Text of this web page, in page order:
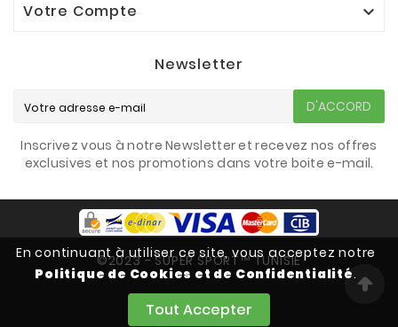
En continuant à utiliser ce site, vous acceptez notre
Politique de Cookies et de Confidentialité.
Tout Accepter
Votre Compte 
Newsletter
D'ACCORD
Inscrivez vous à notre Newsletter et recevez nos offres
exclusives et nos promotions dans votre boite e-mail.
©2023 - SUPER SPORT™ TUNISIE